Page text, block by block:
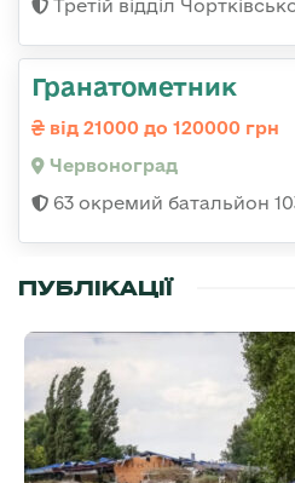
Третій відділ
Гранатометник
від 21000 до 120000 грн
Червоноград
63 окремий батальйон
ПУБЛІКАЦІЇ